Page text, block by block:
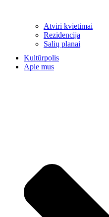
Atviri kvietimai
Rezidencija
Salių planai
Kultūrpolis
Apie mus